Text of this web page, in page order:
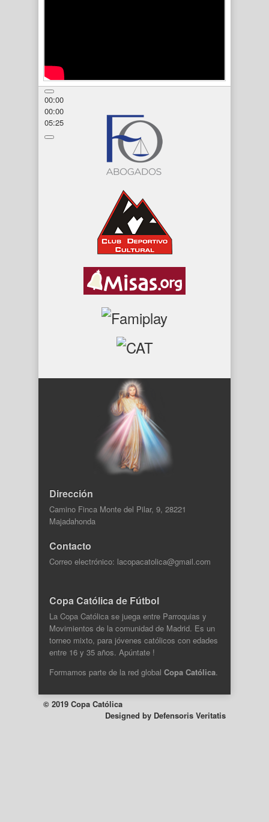
00:00
00:00
05:25
Dirección
Camino Finca Monte del Pilar, 9, 28221
Majadahonda
Contacto
Correo electrónico: lacopacatolica@gmail.com
Copa Católica de Fútbol
La Copa Católica se juega entre Parroquias y
Movimientos de la comunidad de Madrid. Es un
torneo mixto, para jóvenes católicos con edades
entre 16 y 35 años. Apúntate !
Formamos parte de la red global Copa Católica.
© 2019 Copa Católica
Designed by Defensoris Veritatis